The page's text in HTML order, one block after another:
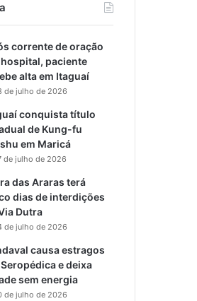
corrente de oração
paciente
alta em Itaguaí
de julho de 2026
conquista título
de Kung-fu
em Maricá
de julho de 2026
das Araras terá
dias de interdições
Dutra
de julho de 2026
causa estragos
e deixa
sem energia
de julho de 2026